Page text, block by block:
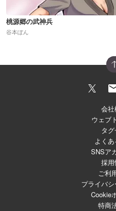
桃源郷の武神兵
谷本ぼん
会
ウェブ
タ
よく
SNSア
採用
ご利
プライバ
Cookie
特商